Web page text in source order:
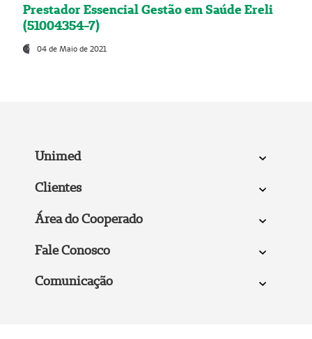
Prestador Essencial Gestão em Saúde Ereli
(51004354-7)
04 de Maio de 2021
Unimed
Clientes
Área do Cooperado
Fale Conosco
Comunicação